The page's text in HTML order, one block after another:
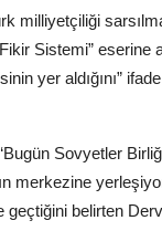
milliyetçiliği
Sistemi” eserine
yer aldığını”
Sovyetler
merkezine
belirten